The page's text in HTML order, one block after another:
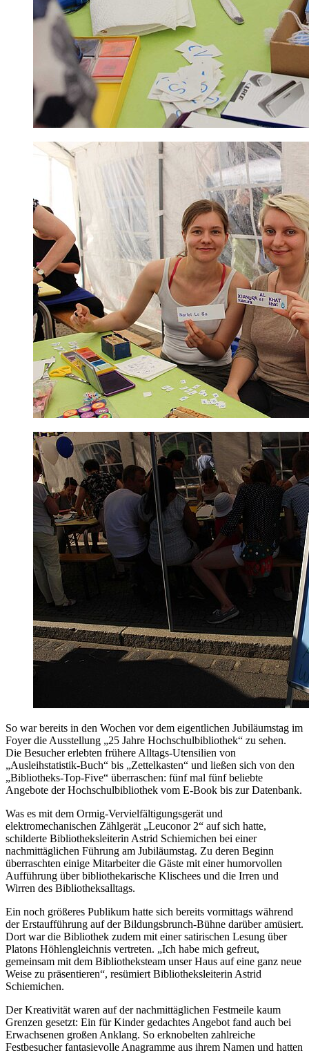
So war bereits in den Wochen vor dem eigentlichen Jubiläumstag im
Foyer die Ausstellung „25 Jahre Hochschulbibliothek“ zu sehen.
Die Besucher erlebten frühere Alltags-Utensilien von
„Ausleihstatistik-Buch“ bis „Zettelkasten“ und ließen sich von den
„Bibliotheks-Top-Five“ überraschen: fünf mal fünf beliebte
Angebote der Hochschulbibliothek vom E-Book bis zur Datenbank.
Was es mit dem Ormig-Vervielfältigungsgerät und
elektromechanischen Zählgerät „Leuconor 2“ auf sich hatte,
schilderte Bibliotheksleiterin Astrid Schiemichen bei einer
nachmittäglichen Führung am Jubiläumstag. Zu deren Beginn
überraschten einige Mitarbeiter die Gäste mit einer humorvollen
Aufführung über bibliothekarische Klischees und die Irren und
Wirren des Bibliotheksalltags.
Ein noch größeres Publikum hatte sich bereits vormittags während
der Erstaufführung auf der Bildungsbrunch-Bühne darüber amüsiert.
Dort war die Bibliothek zudem mit einer satirischen Lesung über
Platons Höhlengleichnis vertreten. „Ich habe mich gefreut,
gemeinsam mit dem Bibliotheksteam unser Haus auf eine ganz neue
Weise zu präsentieren“, resümiert Bibliotheksleiterin Astrid
Schiemichen.
Der Kreativität waren auf der nachmittäglichen Festmeile kaum
Grenzen gesetzt: Ein für Kinder gedachtes Angebot fand auch bei
Erwachsenen großen Anklang. So erknobelten zahlreiche
Festbesucher fantasievolle Anagramme aus ihrem Namen und hatten